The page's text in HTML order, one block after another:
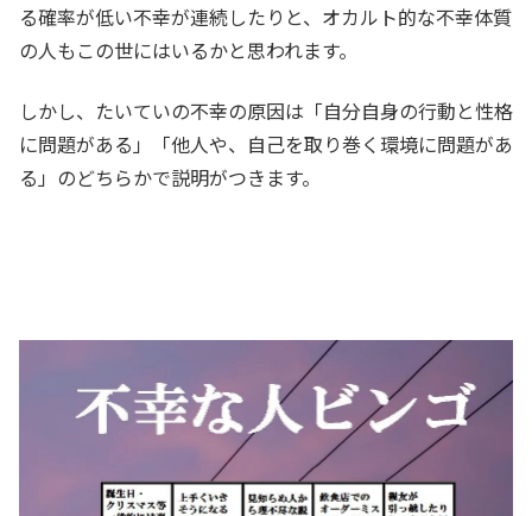
る確率が低い不幸が連続したりと、オカルト的な不幸体質
の人もこの世にはいるかと思われます。
しかし、たいていの不幸の原因は「自分自身の行動と性格
に問題がある」「他人や、自己を取り巻く環境に問題があ
る」のどちらかで説明がつきます。